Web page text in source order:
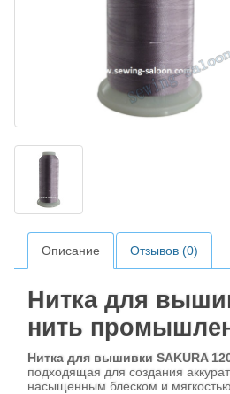
Описание Отзывов (0)
Нитка для
нить
Нитка для вышивки SAKURA
подходящая для создания
насыщенным блеском и